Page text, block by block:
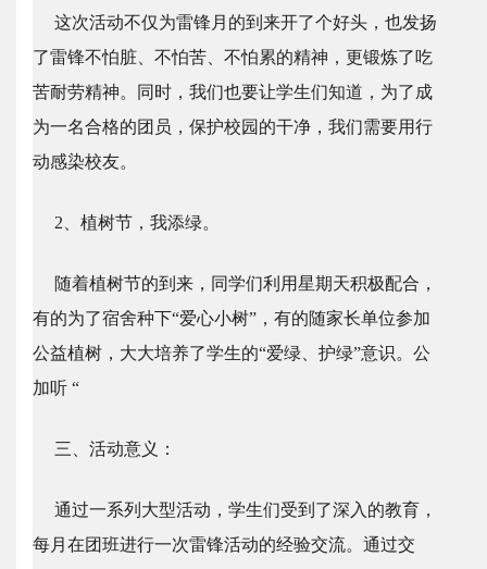
这次活动不仅为雷锋月的到来开了个好头，也发扬
了雷锋不怕脏、不怕苦、不怕累的精神，更锻炼了吃
苦耐劳精神。同时，我们也要让学生们知道，为了成
为一名合格的团员，保护校园的干净，我们需要用行
动感染校友。
2、植树节，我添绿。
随着植树节的到来，同学们利用星期天积极配合，
有的为了宿舍种下“爱心小树”，有的随家长单位参加
公益植树，大大培养了学生的“爱绿、护绿”意识。公
加听 “
三、活动意义：
通过一系列大型活动，学生们受到了深入的教育，
每月在团班进行一次雷锋活动的经验交流。通过交